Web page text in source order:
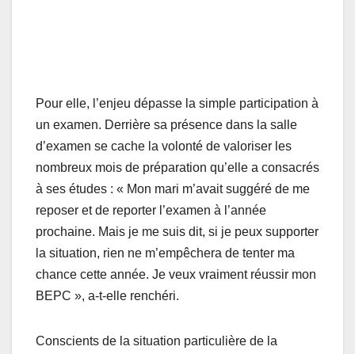
Pour elle, l’enjeu dépasse la simple participation à
un examen. Derrière sa présence dans la salle
d’examen se cache la volonté de valoriser les
nombreux mois de préparation qu’elle a consacrés
à ses études : « Mon mari m’avait suggéré de me
reposer et de reporter l’examen à l’année
prochaine. Mais je me suis dit, si je peux supporter
la situation, rien ne m’empêchera de tenter ma
chance cette année. Je veux vraiment réussir mon
BEPC », a-t-elle renchéri.
Conscients de la situation particulière de la